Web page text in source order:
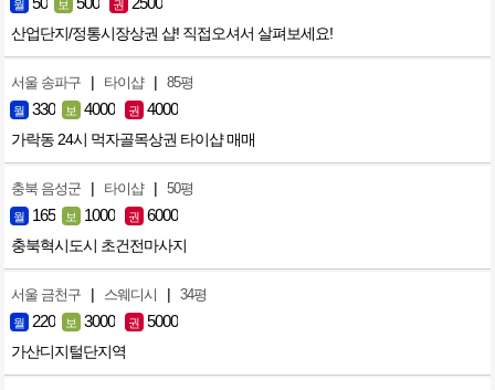
월 보 권
산업단지/정통시장상권 샵! 직접오셔서 살펴보세요!
서울 송파구 | 타이샵 | 85평
월 330 보 4000 권 4000
가락동 24시 먹자골목상권 타이샵 매매
충북 음성군 | 타이샵 | 50평
월 165 보 1000 권 6000
충북혁시도시 초건전마사지
서울 금천구 | 스웨디시 | 34평
월 220 보 3000 권 5000
가산디지털단지역